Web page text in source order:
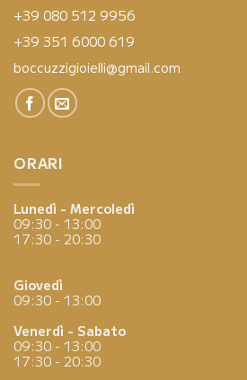
+39 080 512 9956
+39 351 6000 619
boccuzzigioielli@gmail.com
ORARI
Lunedì - Mercoledì
09:30 - 13:00
17:30 - 20:30
Giovedì
09:30 - 13:00
Venerdì - Sabato
09:30 - 13:00
17:30 - 20:30